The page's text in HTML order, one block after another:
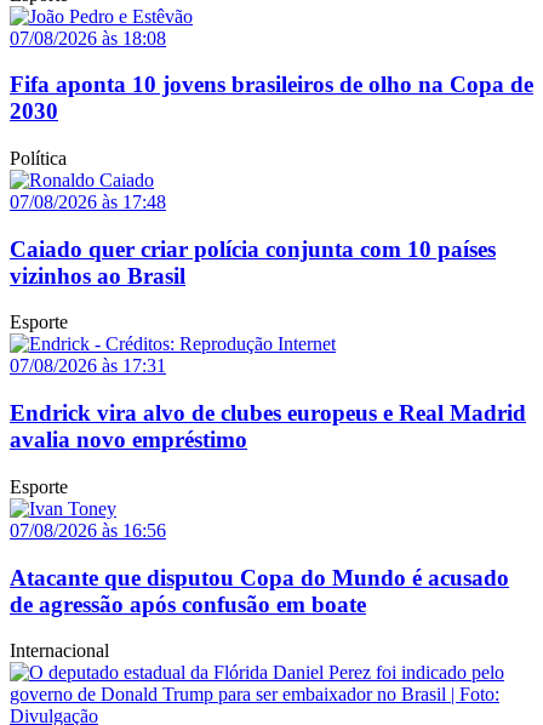
07/08/2026 às 18:08
Fifa aponta 10 jovens brasileiros de olho na Copa de
2030
Política
07/08/2026 às 17:48
Caiado quer criar polícia conjunta com 10 países
vizinhos ao Brasil
Esporte
07/08/2026 às 17:31
Endrick vira alvo de clubes europeus e Real Madrid
avalia novo empréstimo
Esporte
07/08/2026 às 16:56
Atacante que disputou Copa do Mundo é acusado
de agressão após confusão em boate
Internacional